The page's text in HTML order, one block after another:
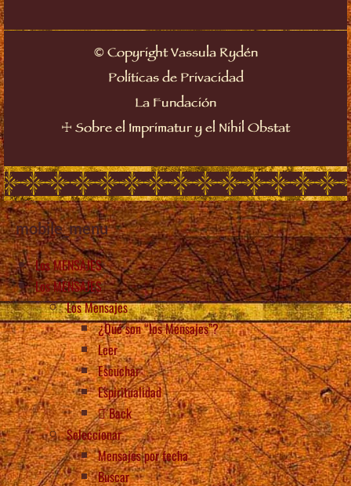
©Copyright Vassula Rydén
Políticas de Privacidad
La Fundación
☩ Sobre el Imprimatur y el Nihil Obstat
mobile_menu
Los MENSAJES
Los MENSAJES
Los Mensajes
¿Qué son “los Mensajes”?
Leer
Escuchar
Espiritualidad
Back
Seleccionar
Mensajes por fecha
Buscar